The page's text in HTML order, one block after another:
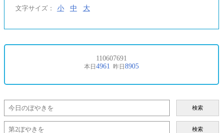
文字サイズ： 小 中 大
検索
検索